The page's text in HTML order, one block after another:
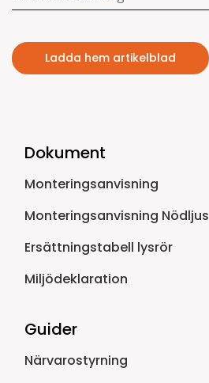
Ladda hem artikelblad
Dokument
Monteringsanvisning
Monteringsanvisning Nödljus
Ersättningstabell lysrör
Miljödeklaration
Guider
Närvarostyrning